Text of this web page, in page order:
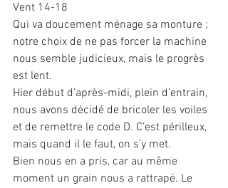
Vent 14-18
Qui va doucement ménage sa monture ;
notre choix de ne pas forcer la machine
nous semble judicieux, mais le progrès
est lent.
Hier début d’après-midi, plein d’entrain,
nous avons décidé de bricoler les voiles
et de remettre le code D. C’est périlleux,
mais quand il le faut, on s’y met.
Bien nous en a pris, car au même
moment un grain nous a rattrapé. Le